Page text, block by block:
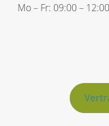
Mo – Fr: 09:00 –